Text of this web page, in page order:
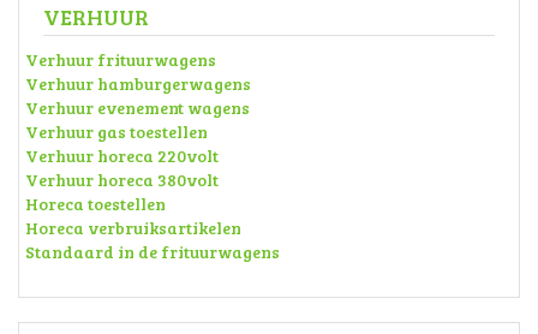
VERHUUR
Verhuur frituurwagens
Verhuur hamburgerwagens
Verhuur evenement wagens
Verhuur gas toestellen
Verhuur horeca 220volt
Verhuur horeca 380volt
Horeca toestellen
Horeca verbruiksartikelen
Standaard in de frituurwagens